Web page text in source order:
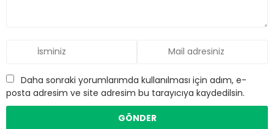
Daha sonraki yorumlarımda kullanılması için adım, e-
posta adresim ve site adresim bu tarayıcıya kaydedilsin.